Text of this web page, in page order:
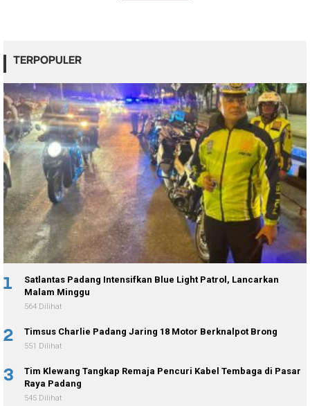
TERPOPULER
1
Satlantas Padang Intensifkan Blue Light Patrol, Lancarkan
Malam Minggu
564 Dilihat
2 Timsus Charlie Padang Jaring 18 Motor Berknalpot Brong
551 Dilihat
3
Tim Klewang Tangkap Remaja Pencuri Kabel Tembaga di Pasar
Raya Padang
545 Dilihat